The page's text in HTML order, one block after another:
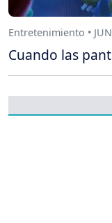
Entretenimiento •
Cuando las